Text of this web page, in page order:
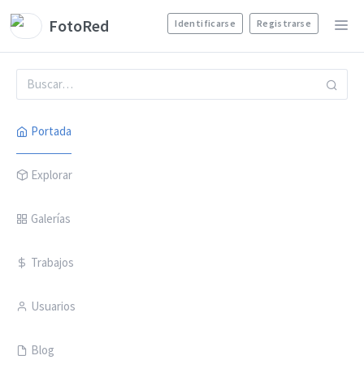
FotoRed Identificarse Registrarse
Portada
Explorar
Galerías
Trabajos
Usuarios
Blog